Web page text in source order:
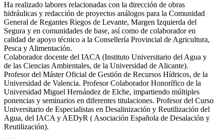
Ha realizado labores relacionadas con la dirección de obras
hidráulicas y redacción de proyectos análogos para la Comunidad
General de Regantes Riegos de Levante, Margen Izquierda del
Segura y en comunidades de base, así como de colaborador en
calidad de apoyo técnico a la Consellería Provincial de Agricultura,
Pesca y Alimentación.
Colaborador docente del IACA (Instituto Universitario del Agua y
de las Ciencias Ambientales, de la Universidad de Alicante).
Profesor del Máster Oficial de Gestión de Recursos Hídricos, de la
Universidad de Valencia. Profesor Colaborador Honorífico de la
Universidad Miguel Hernández de Elche, impartiendo múltiples
ponencias y seminarios en diferentes titulaciones. Profesor del Curso
Universitario de Especialistas en Desalinización y Reutilización del
Agua, del IACA y AEDyR ( Asociación Española de Desalación y
Reutilización).